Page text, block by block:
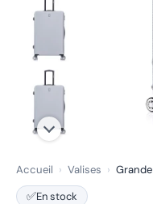
Accueil › Valises ›
✅En stock